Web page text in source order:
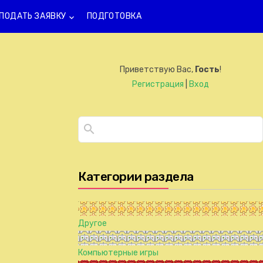
ПОДАТЬ ЗАЯВКУ keyboard_arrow_down ПОДГОТОВКА
Приветствую Вас, Гость!
Регистрация
Вход
Категории раздела
Другое
Компьютерные игры